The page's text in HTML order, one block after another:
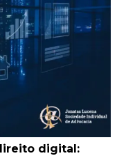
digital: